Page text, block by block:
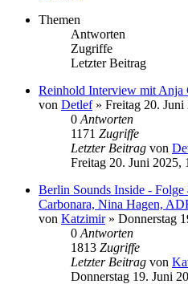
Themen
Antworten
Zugriffe
Letzter Beitrag
Reinhold Interview mit Anja
von Detlef» Freitag 20. Juni
0 Antworten
1171 Zugriffe
Letzter Beitrag von
Freitag 20. Juni 2025,
Berlin Sounds Inside -
Carbonara, Nina Hagen,
von Katzimir» Donnerstag
0 Antworten
1813 Zugriffe
Letzter Beitrag von
Donnerstag 19. Juni